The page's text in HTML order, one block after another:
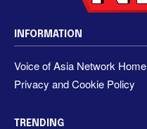
INFORMATION
Voice of Asia Network Home
Privacy and Cookie Policy
TRENDING